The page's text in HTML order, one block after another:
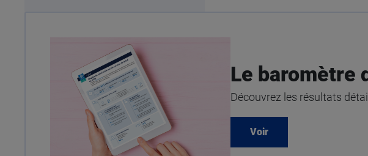
Le baromètre
Découvrez les résultats
Voir